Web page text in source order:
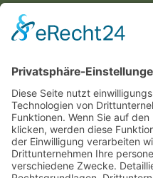
Suche nach:
Social Media:
Newsletter abonnieren:
E-Mail*